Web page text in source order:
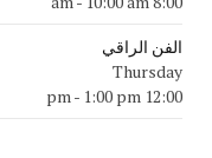
الفن الراقي
Thursday
12:00 pm
- 1:00 pm